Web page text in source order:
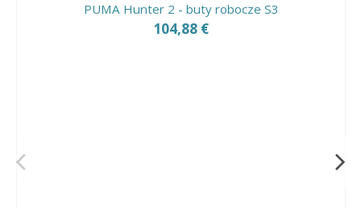
PUMA Hunter 2 - buty robocze S3
104,88 €